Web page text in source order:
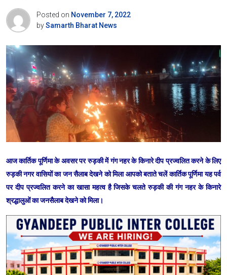
Posted on November 7, 2022
bySamarth Bharat News
आज कार्तिक पूर्णिमा के अवसर पर रुड़की में गंग नहर के किनारे दीप प्रज्वलित करने के लिए
रुड़की नगर वासियों का जन सैलाब देखने को मिला आपको बताते चलें कार्तिक पूर्णिमा यह पर्व
पर दीप प्रज्वलित करने का खासा महत्व है जिसके चलते रुड़की की गंग नहर के किनारे
श्रद्धालुओं का जनसैलाब देखने को मिला।